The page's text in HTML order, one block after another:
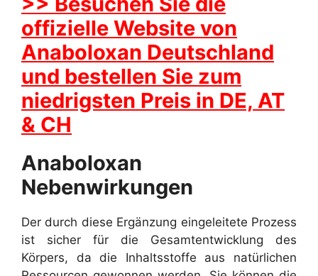
offizielle Website von
Anaboloxan Deutschland
und bestellen Sie zum
niedrigsten Preis in DE, AT
& CH
Anaboloxan
Nebenwirkungen
Der durch diese Ergänzung eingeleitete Prozess
ist sicher für die Gesamtentwicklung des
Körpers, da die Inhaltsstoffe aus natürlichen